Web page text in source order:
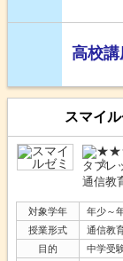
高校講
スマイル
タブレ
通信教
対象学年
年少～
授業形式
通信教
目的
中学受